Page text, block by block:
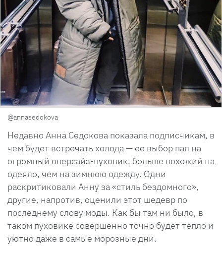
@annasedokova
Недавно Анна Седокова показала подписчикам, в
чем будет встречать холода — ее выбор пал на
огромный оверсайз-пуховик, больше похожий на
одеяло, чем на зимнюю одежду. Одни
раскритиковали Анну за «стиль бездомного»,
другие, напротив, оценили этот шедевр по
последнему слову моды. Как бы там ни было, в
таком пуховике совершенно точно будет тепло и
уютно даже в самые морозные дни.